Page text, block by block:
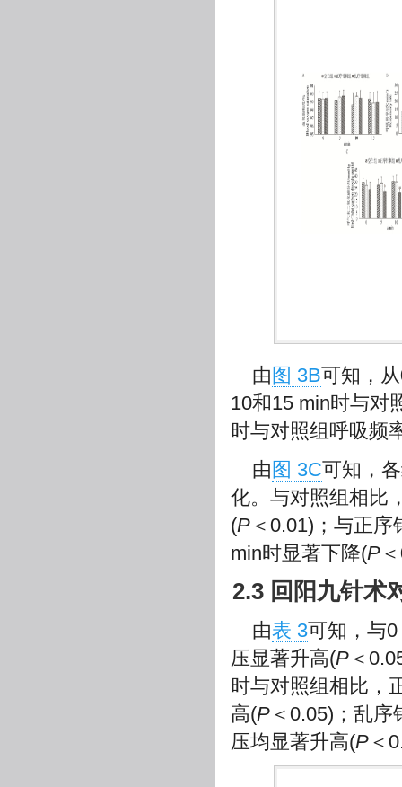
由 图 3B可知，
10和15 min时与对
时与对照组呼吸频
由 图 3C可知，
化。与对照组相比
(P ＜0.01)；与正
min时显著下降(P
2.3 回阳九针术
由表 3可知，与
压显著升高(P ＜
时与对照组相比，
高(P ＜0.05)；乱
压均显著升高(P ＜